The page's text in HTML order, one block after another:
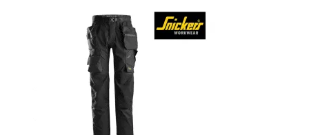
€188,50.
€169,65.
heeft
meerdere
variaties.
Deze
optie
kan